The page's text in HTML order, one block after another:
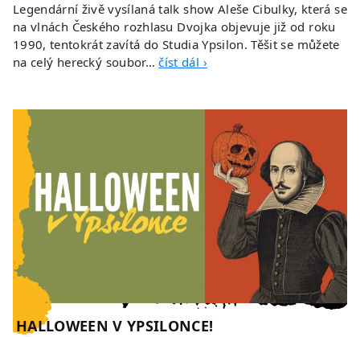
Legendární živě vysílaná talk show Aleše Cibulky, která se
na vlnách Českého rozhlasu Dvojka objevuje již od roku
1990, tentokrát zavítá do Studia Ypsilon. Těšit se můžete
na celý herecký soubor…číst dál ›
HALLOWEEN V YPSILONCE!